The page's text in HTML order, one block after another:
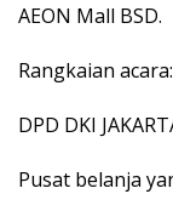
AEON Mall BSD.
Rangkaian
DPD DKI
Pusat belanja